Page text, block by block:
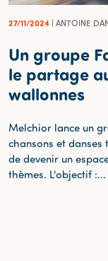
27/11/2024 | ANTOINE
Un groupe
le partage
wallonnes
Melchior lance un
chansons et
de devenir un
thèmes. L'objectif :...